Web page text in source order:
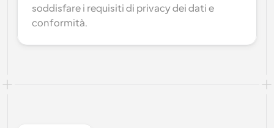
soddisfare i requisiti di privacy dei dati e
conformità.